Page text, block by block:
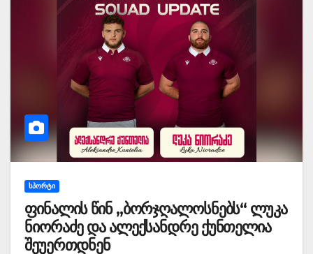
ᲡᲞᲝᲠᲢᲘ
ფინალის წინ „ბორჯღალოსნებს“ ლუკა
ნიორაძე და ალექსანდრე ქუნთელია
შეუერთდნენ